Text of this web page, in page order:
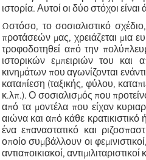
ιστορία. Αυτοί οι δύο στόχοι
Ωστόσο, το σοσιαλιστικό
προτάσεών μας, χρειάζεται μια
τροφοδοτηθεί από την
ιστορικών εμπειριών του
κινημάτων που αγωνίζονται
καταπίεση (ταξικής, φύλου,
κ.λπ.). Ο σοσιαλισμός που
από τα μοντέλα που είχαν
αιώνα και από κάθε κρατικιστικό
ένα επαναστατικό και
οποίο συμβάλλουν οι
αντιαποικιακοί,